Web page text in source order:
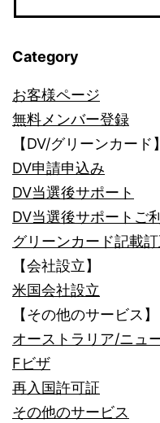
Category
お客様ページ
無料メンバー登録
【DV/グリーンカード】
DV申請申込み
DV当選後サポート
DV当選後サポートご
グリーンカード記載
【会社設立】
米国会社設立
【その他のサービス】
オーストラリア/ニュ
Fビザ
再入国許可証
その他のサービス